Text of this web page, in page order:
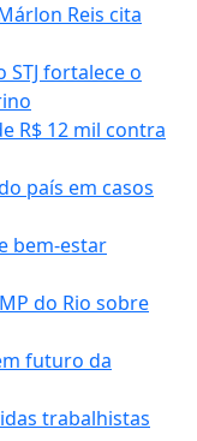
Reis cita
fortalece o
R$ 12 mil contra
país em casos
bem-estar
do Rio sobre
futuro da
trabalhistas